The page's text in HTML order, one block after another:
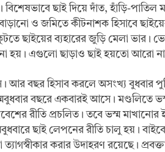
বিশেষভাবে ছাই দিয়ে দাঁত, হাঁড়ি-পাতিল
ও জমিতে কীটনাশক হিসাবে
ছাইয়ের ব্যহারের জুড়ি মেলা ভার।
হয়। এগুলো ছাড়াও ছাই হয়তো আরো
আর বছর হিসাব করলে অসংখ্য বুধবার
বছরে একবারই আসে। মণ্ডলিতে
রীতি প্রচলিত। তবে ভস্ম
ছাই লেপনের রীতি চালু হয়।
করার উদাহরণ রয়েছে।